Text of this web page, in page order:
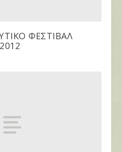
ΦΕΣΤΙΒΑΛ